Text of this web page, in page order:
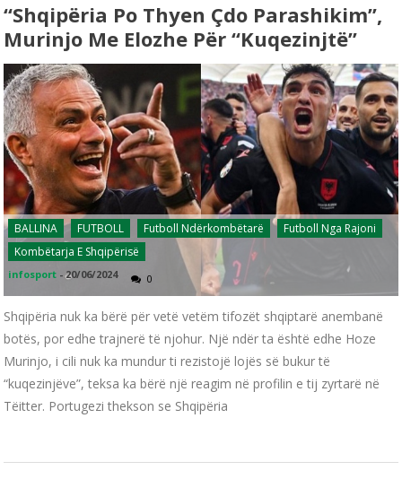
“Shqipëria Po Thyen Çdo Parashikim”,
Murinjo Me Elozhe Për “kuqezinjtë”
BALLINA FUTBOLL Futboll Ndërkombëtarë
Futboll Nga Rajoni
Kombëtarja E Shqipërisë
infosport -20/06/2024 0
Shqipëria nuk ka bërë për vetë vetëm tifozët shqiptarë anembanë
botës, por edhe trajnerë të njohur. Një ndër ta është edhe Hoze
Murinjo, i cili nuk ka mundur ti rezistojë lojës së bukur të
“kuqezinjëve”, teksa ka bërë një reagim në profilin e tij zyrtarë në
Tëitter. Portugezi thekson se Shqipëria